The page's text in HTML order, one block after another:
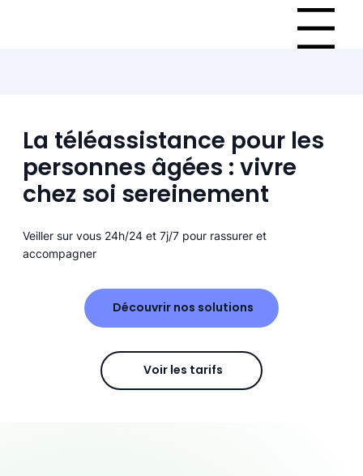
Menu
La téléassistance pour les
personnes âgées : vivre
chez soi sereinement
Veiller sur vous 24h/24 et 7j/7 pour rassurer et
accompagner
Découvrir nos solutions
Voir les tarifs